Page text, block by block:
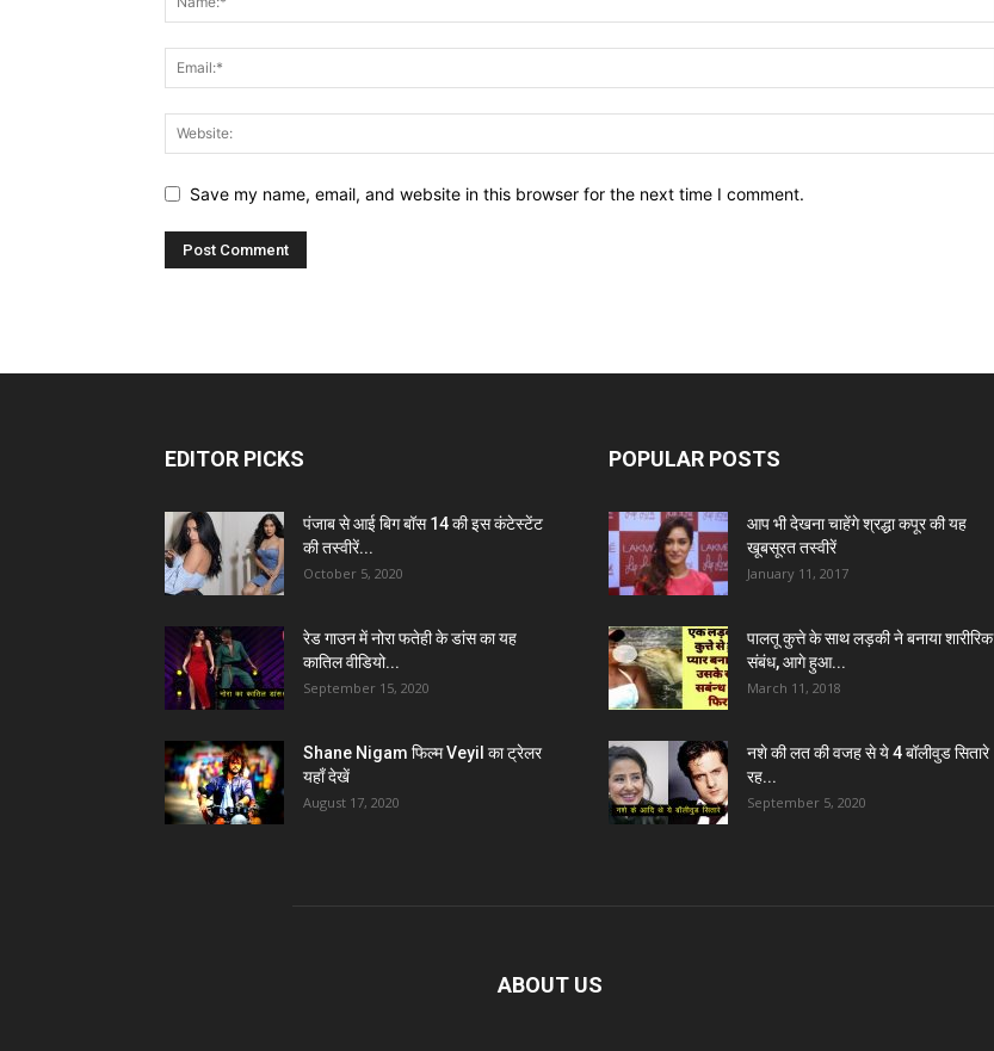
Save my name, email, and website in this browser for the next time I comment.
EDITOR PICKS
पंजाब से आई बिग बॉस 14 की इस कंटेस्टेंट
की तस्वीरें...
October 5, 2020
रेड गाउन में नोरा फतेही के डांस का यह
कातिल वीडियो...
September 15, 2020
Shane Nigam फिल्म Veyil का ट्रेलर
यहाँ देखें
August 17, 2020
POPULAR POSTS
आप भी देखना चाहेंगे श्रद्धा कपूर की यह
खूबसूरत तस्वीरें
January 11, 2017
पालतू कुत्ते के साथ लड़की ने बनाया शारीरिक
संबंध, आगे हुआ...
March 11, 2018
नशे की लत की वजह से ये 4 बॉलीवुड सितारे
रह...
September 5, 2020
ABOUT US